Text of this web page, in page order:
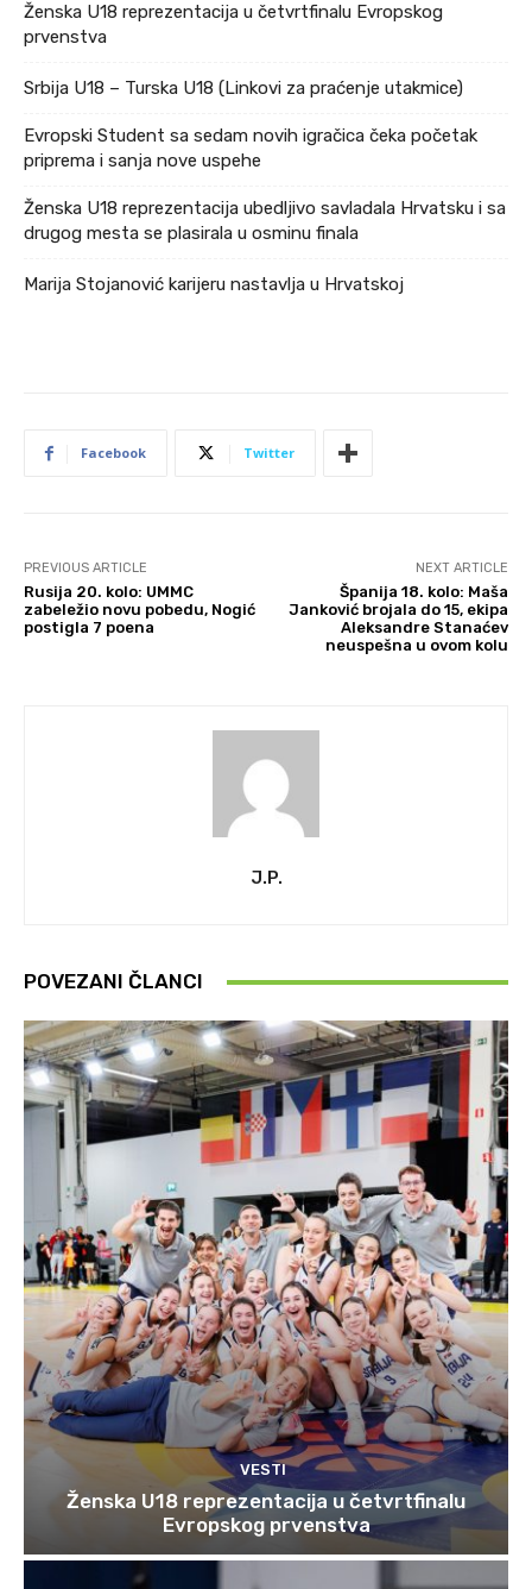
Ženska U18 reprezentacija u četvrtfinalu Evropskog
prvenstva
Srbija U18 – Turska U18 (Linkovi za praćenje utakmice)
Evropski Student sa sedam novih igračica čeka početak
priprema i sanja nove uspehe
Ženska U18 reprezentacija ubedljivo savladala Hrvatsku i sa
drugog mesta se plasirala u osminu finala
Marija Stojanović karijeru nastavlja u Hrvatskoj
Facebook Twitter
PREVIOUS ARTICLE
Rusija 20. kolo: UMMC
zabeležio novu pobedu, Nogić
postigla 7 poena
NEXT ARTICLE
Španija 18. kolo: Maša
Janković brojala do 15, ekipa
Aleksandre Stanaćev
neuspešna u ovom kolu
J.P.
POVEZANI ČLANCI
VESTI
Ženska U18 reprezentacija u četvrtfinalu
Evropskog prvenstva